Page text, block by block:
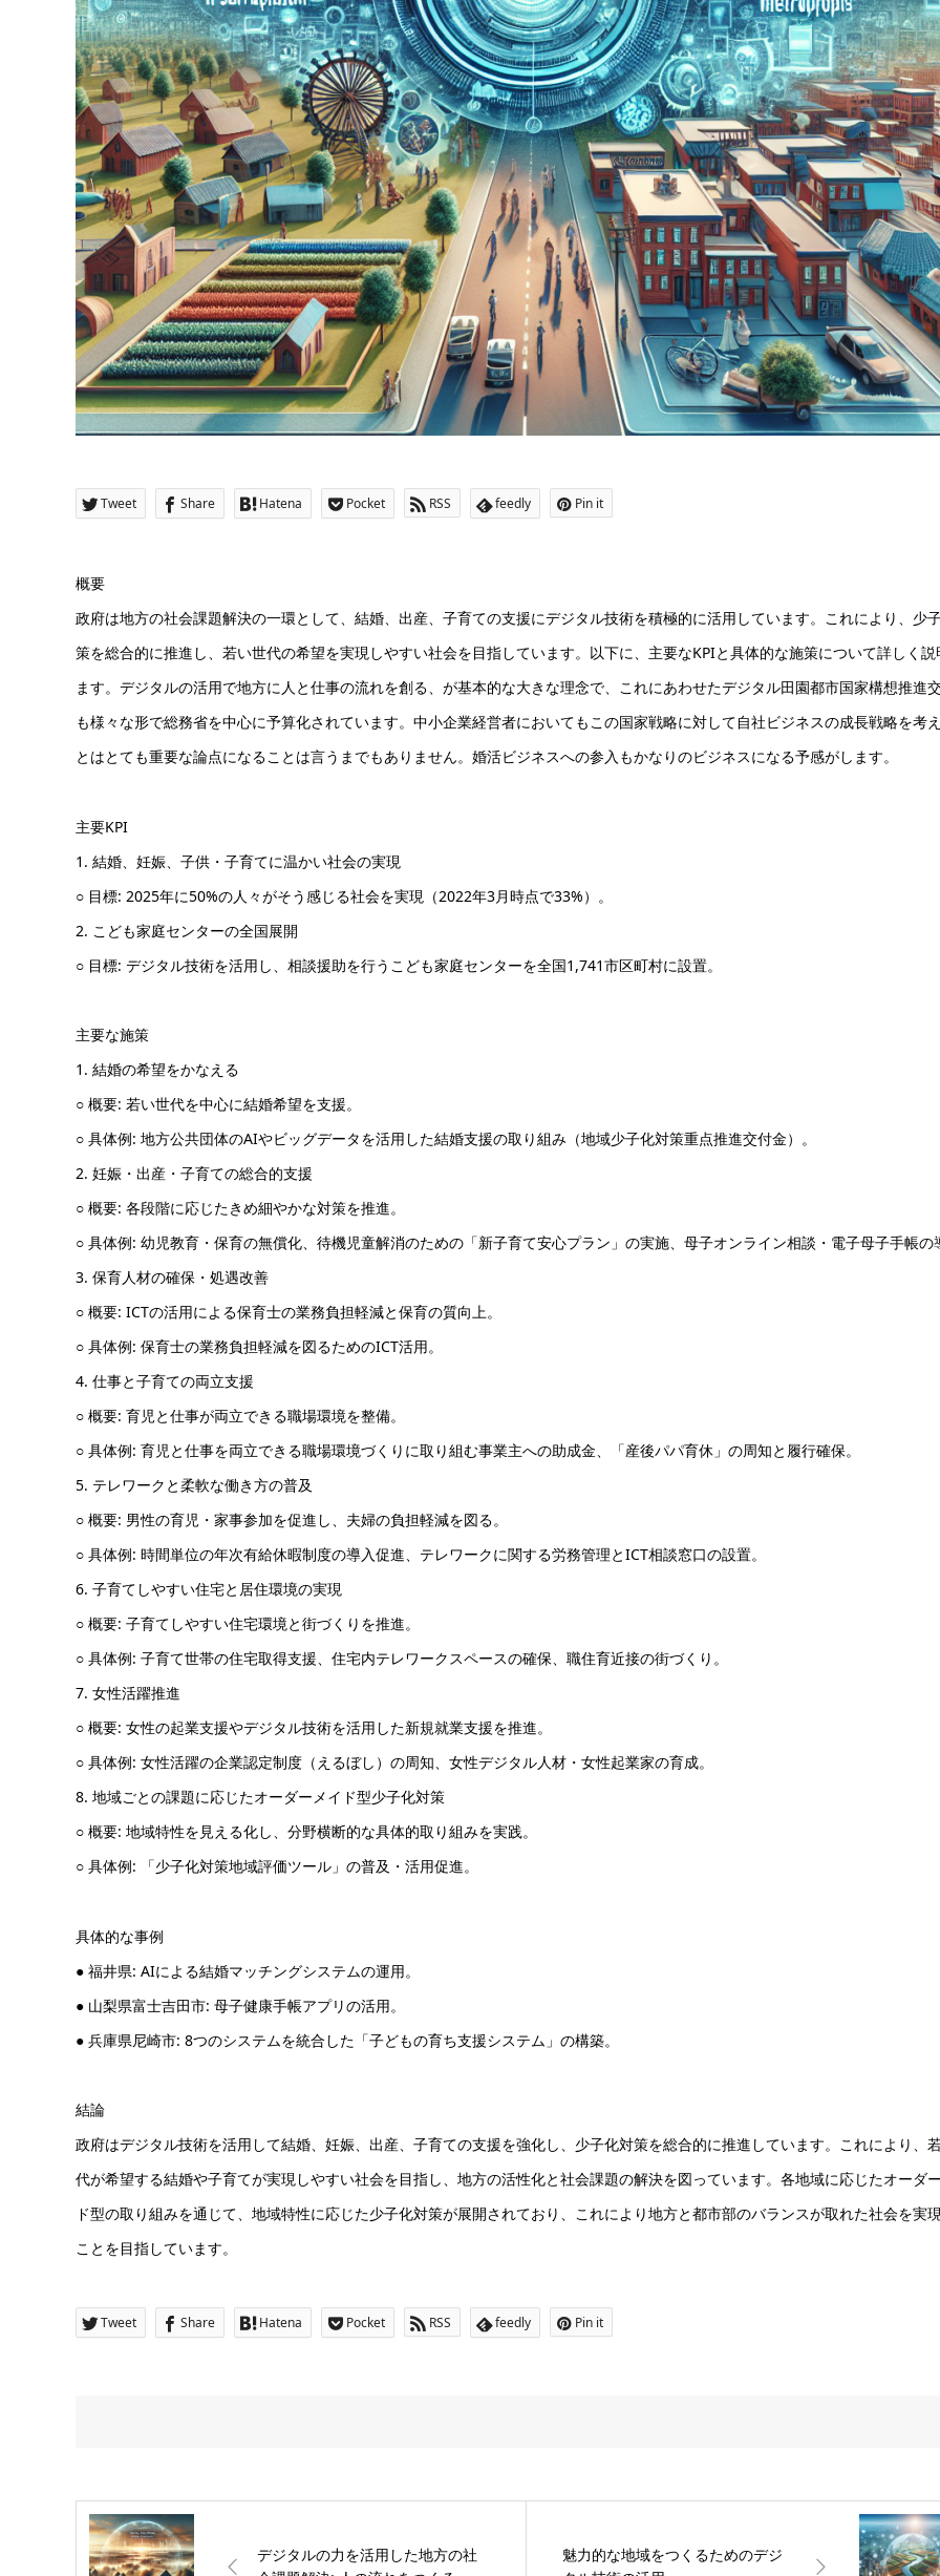
Tweet Share Hatena Pocket RSS feedly Pin it
概要
政府は地方の社会課題解決の一環として、結婚、出産、子育ての支援にデジタル技術を積極的に活用しています。これにより、少
策を総合的に推進し、若い世代の希望を実現しやすい社会を目指しています。以下に、主要なKPIと具体的な施策について詳しく説
ます。デジタルの活用で地方に人と仕事の流れを創る、が基本的な大きな理念で、これにあわせたデジタル田園都市国家構想推進
も様々な形で総務省を中心に予算化されています。中小企業経営者においてもこの国家戦略に対して自社ビジネスの成長戦略を考
とはとても重要な論点になることは言うまでもありません。婚活ビジネスへの参入もかなりのビジネスになる予感がします。
主要KPI
1. 結婚、妊娠、子供・子育てに温かい社会の実現
○ 目標: 2025年に50%の人々がそう感じる社会を実現（2022年3月時点で33%）。
2. こども家庭センターの全国展開
○ 目標: デジタル技術を活用し、相談援助を行うこども家庭センターを全国1,741市区町村に設置。
主要な施策
1. 結婚の希望をかなえる
○ 概要: 若い世代を中心に結婚希望を支援。
○ 具体例: 地方公共団体のAIやビッグデータを活用した結婚支援の取り組み（地域少子化対策重点推進交付金）。
2. 妊娠・出産・子育ての総合的支援
○ 概要: 各段階に応じたきめ細やかな対策を推進。
○ 具体例: 幼児教育・保育の無償化、待機児童解消のための「新子育て安心プラン」の実施、母子オンライン相談・電子母子手帳の
3. 保育人材の確保・処遇改善
○ 概要: ICTの活用による保育士の業務負担軽減と保育の質向上。
○ 具体例: 保育士の業務負担軽減を図るためのICT活用。
4. 仕事と子育ての両立支援
○ 概要: 育児と仕事が両立できる職場環境を整備。
○ 具体例: 育児と仕事を両立できる職場環境づくりに取り組む事業主への助成金、「産後パパ育休」の周知と履行確保。
5. テレワークと柔軟な働き方の普及
○ 概要: 男性の育児・家事参加を促進し、夫婦の負担軽減を図る。
○ 具体例: 時間単位の年次有給休暇制度の導入促進、テレワークに関する労務管理とICT相談窓口の設置。
6. 子育てしやすい住宅と居住環境の実現
○ 概要: 子育てしやすい住宅環境と街づくりを推進。
○ 具体例: 子育て世帯の住宅取得支援、住宅内テレワークスペースの確保、職住育近接の街づくり。
7. 女性活躍推進
○ 概要: 女性の起業支援やデジタル技術を活用した新規就業支援を推進。
○ 具体例: 女性活躍の企業認定制度（えるぼし）の周知、女性デジタル人材・女性起業家の育成。
8. 地域ごとの課題に応じたオーダーメイド型少子化対策
○ 概要: 地域特性を見える化し、分野横断的な具体的取り組みを実践。
○ 具体例: 「少子化対策地域評価ツール」の普及・活用促進。
具体的な事例
● 福井県: AIによる結婚マッチングシステムの運用。
● 山梨県富士吉田市: 母子健康手帳アプリの活用。
● 兵庫県尼崎市: 8つのシステムを統合した「子どもの育ち支援システム」の構築。
結論
政府はデジタル技術を活用して結婚、妊娠、出産、子育ての支援を強化し、少子化対策を総合的に推進しています。これにより、
代が希望する結婚や子育てが実現しやすい社会を目指し、地方の活性化と社会課題の解決を図っています。各地域に応じたオーダ
ド型の取り組みを通じて、地域特性に応じた少子化対策が展開されており、これにより地方と都市部のバランスが取れた社会を実
ことを目指しています。
Tweet Share Hatena Pocket RSS feedly Pin it
デジタルの力を活用した地方の社
魅力的な地域をつくるためのデジ